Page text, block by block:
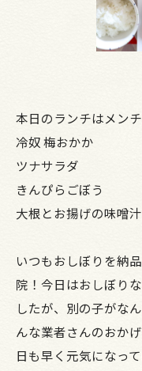
本日のランチはメンチ
冷奴 梅おかか
ツナサラダ
きんぴらごぼう
大根とお揚げの味噌汁
いつもおしぼりを納
院！今日はおしぼり
したが、別の子がな
んな業者さんのおか
日も早く元気になって